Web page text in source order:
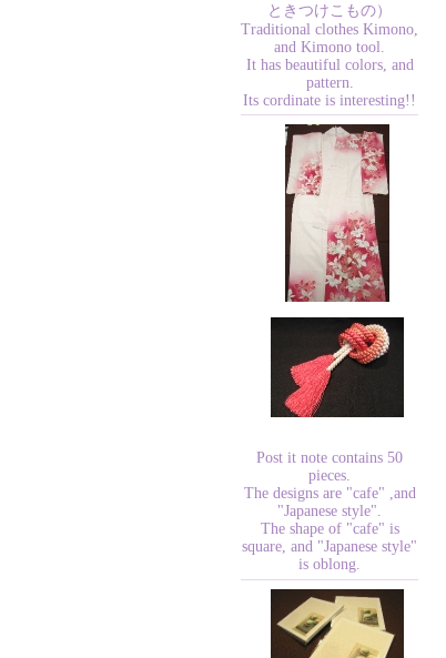
ときつけこもの）
Traditional clothes Kimono,
and Kimono tool.
It has beautiful colors, and
pattern.
Its cordinate is interesting!!
Post it note contains 50
pieces.
The designs are "cafe" ,and
"Japanese style".
The shape of "cafe" is
square, and "Japanese style"
is oblong.